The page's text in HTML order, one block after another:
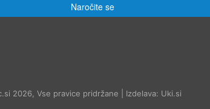
Naročite se
2026, Vse pravice pridržane | Izdelava: Uki.si